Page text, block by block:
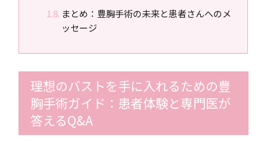
まとめ：豊胸手術の未来と患者さんへのメ
ッセージ
理想のバストを手に入れるための豊
胸手術ガイド：患者体験と専門医が
答えるQ&A